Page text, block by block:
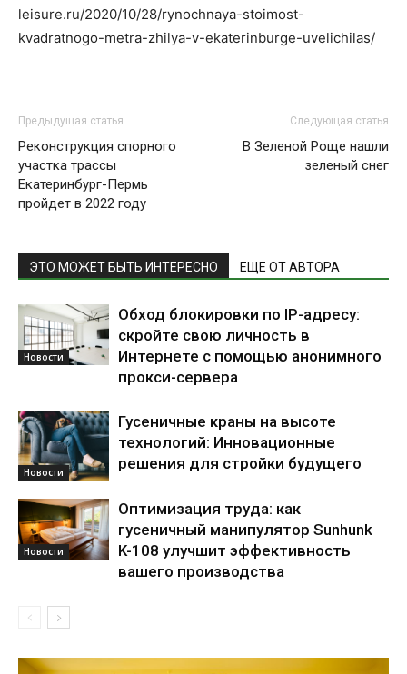
leisure.ru/2020/10/28/rynochnaya-stoimost-
kvadratnogo-metra-zhilya-v-ekaterinburge-uvelichilas/
Предыдущая статья
Реконструкция спорного
участка трассы
Екатеринбург-Пермь
пройдет в 2022 году
Следующая статья
В Зеленой Роще нашли
зеленый снег
ЭТО МОЖЕТ БЫТЬ ИНТЕРЕСНО ЕЩЕ ОТ АВТОРА
Новости
Обход блокировки по IP-адресу:
скройте свою личность в
Интернете с помощью анонимного
прокси-сервера
Новости
Гусеничные краны на высоте
технологий: Инновационные
решения для стройки будущего
Новости
Оптимизация труда: как
гусеничный манипулятор Sunhunk
K-108 улучшит эффективность
вашего производства